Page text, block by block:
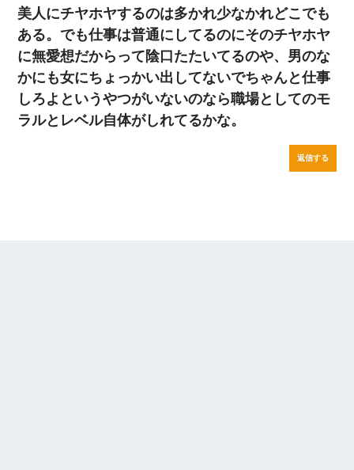
美人にチヤホヤするのは多かれ少なかれどこでも
ある。でも仕事は普通にしてるのにそのチヤホヤ
に無愛想だからって陰口たたいてるのや、男のな
かにも女にちょっかい出してないでちゃんと仕事
しろよというやつがいないのなら職場としてのモ
ラルとレベル自体がしれてるかな。
返信する